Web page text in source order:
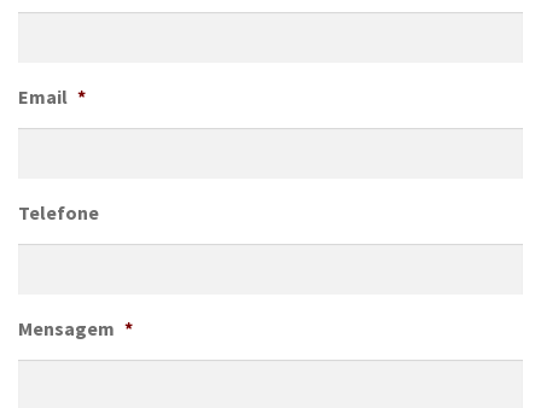
Email *
Telefone
Mensagem *